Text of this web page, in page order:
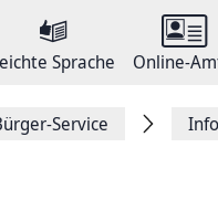
Sprache Online-
Service